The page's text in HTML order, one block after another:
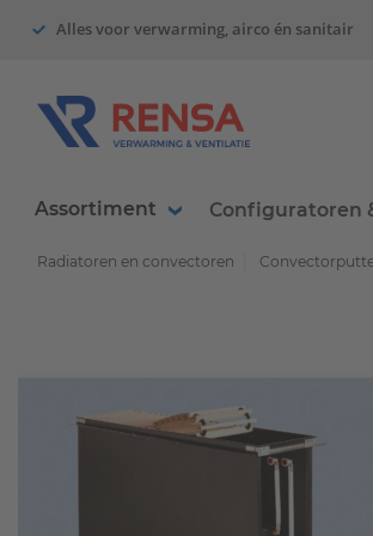
Alles voor verwarming, airco én sanitair
Assortiment Configuratoren
Radiatoren en convectoren